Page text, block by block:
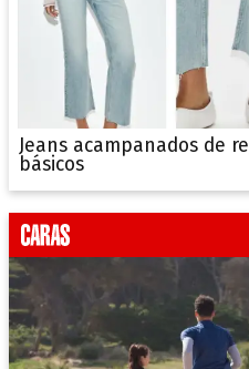
Jeans acampanados de
básicos